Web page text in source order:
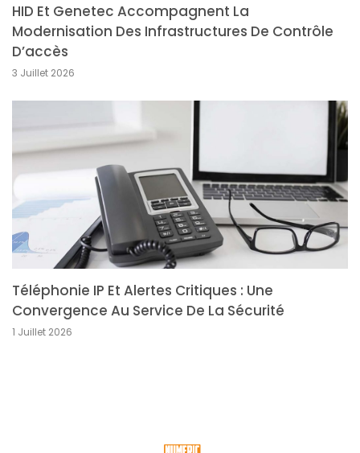
HID Et Genetec Accompagnent La
Modernisation Des Infrastructures De Contrôle
D’accès
3 Juillet 2026
Téléphonie IP Et Alertes Critiques : Une
Convergence Au Service De La Sécurité
1 Juillet 2026